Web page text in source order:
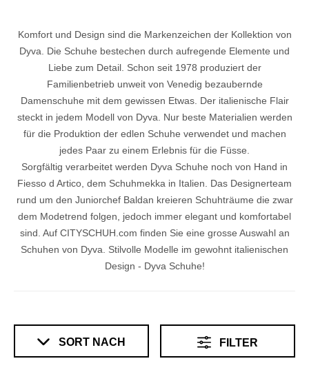
Komfort und Design sind die Markenzeichen der Kollektion von
Dyva. Die Schuhe bestechen durch aufregende Elemente und
Liebe zum Detail. Schon seit 1978 produziert der
Familienbetrieb unweit von Venedig bezaubernde
Damenschuhe mit dem gewissen Etwas. Der italienische Flair
steckt in jedem Modell von Dyva. Nur beste Materialien werden
für die Produktion der edlen Schuhe verwendet und machen
jedes Paar zu einem Erlebnis für die Füsse.
Sorgfältig verarbeitet werden Dyva Schuhe noch von Hand in
Fiesso d Artico, dem Schuhmekka in Italien. Das Designerteam
rund um den Juniorchef Baldan kreieren Schuhträume die zwar
dem Modetrend folgen, jedoch immer elegant und komfortabel
sind. Auf CITYSCHUH.com finden Sie eine grosse Auswahl an
Schuhen von Dyva. Stilvolle Modelle im gewohnt italienischen
Design - Dyva Schuhe!
SORT NACH FILTER